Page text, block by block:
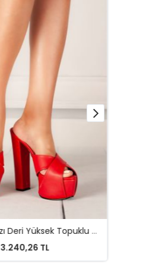
Perlina Kırmızı Deri Yüksek Topuklu Kadın Terlik
3.240,26 TL